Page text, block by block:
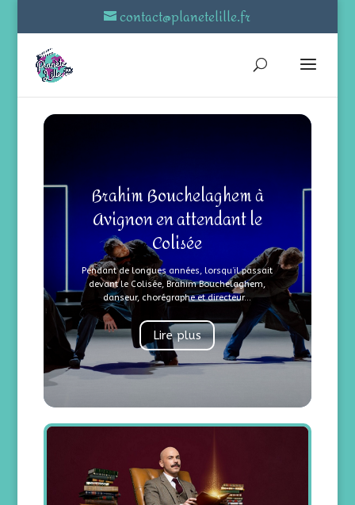
contact@planetelille.fr
Brahim Bouchelaghem à
Avignon en attendant le
Colisée
Pendant de longues années, lorsqu’il passait
devant le Colisée, Brahim Bouchelaghem,
danseur, chorégraphe et directeur...
Lire plus